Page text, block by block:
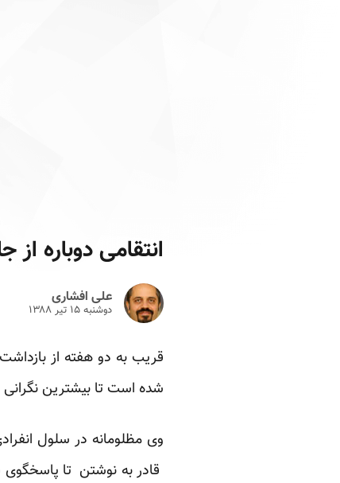
انتقامی دوباره از
علی افشاری
دوشنبه ۱۵ تير ۱۳۸۸
قریب به دو هفته از
شده است تا بیشترین
وی مظلومانه در سلول
قادر به نوشتن تا پاسخگوی